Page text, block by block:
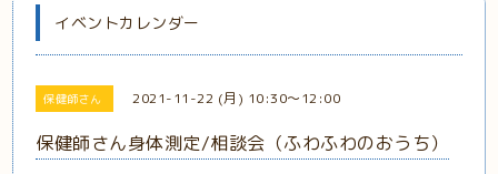
イベントカレンダー
保健師さん 2021-11-22 (月) 10:30～12:00
保健師さん身体測定/相談会（ふわふわのおうち）